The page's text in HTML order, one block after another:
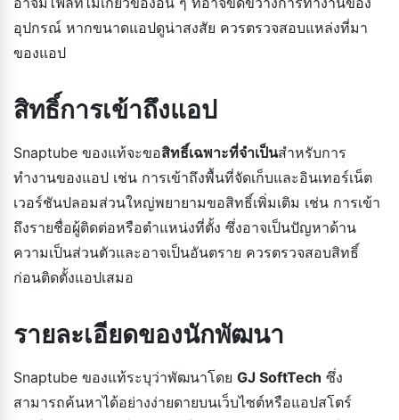
อุปกรณ์ หากขนาดแอปดูน่าสงสัย ควรตรวจสอบแหล่งที่มา
ของแอป
สิทธิ์การเข้าถึงแอป
Snaptube ของแท้จะขอสิทธิ์เฉพาะที่จำเป็นสำหรับการ
ทำงานของแอป เช่น การเข้าถึงพื้นที่จัดเก็บและอินเทอร์เน็ต
เวอร์ชันปลอมส่วนใหญ่พยายามขอสิทธิ์เพิ่มเติม เช่น การเข้า
ถึงรายชื่อผู้ติดต่อหรือตำแหน่งที่ตั้ง ซึ่งอาจเป็นปัญหาด้าน
ความเป็นส่วนตัวและอาจเป็นอันตราย ควรตรวจสอบสิทธิ์
ก่อนติดตั้งแอปเสมอ
รายละเอียดของนักพัฒนา
Snaptube ของแท้ระบุว่าพัฒนาโดย GJ SoftTech ซึ่ง
สามารถค้นหาได้อย่างง่ายดายบนเว็บไซต์หรือแอปสโตร์